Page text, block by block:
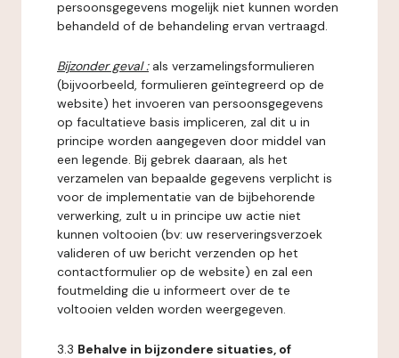
persoonsgegevens mogelijk niet kunnen worden
behandeld of de behandeling ervan vertraagd.
Bijzonder geval : als verzamelingsformulieren
(bijvoorbeeld, formulieren geïntegreerd op de
website) het invoeren van persoonsgegevens
op facultatieve basis impliceren, zal dit u in
principe worden aangegeven door middel van
een legende. Bij gebrek daaraan, als het
verzamelen van bepaalde gegevens verplicht is
voor de implementatie van de bijbehorende
verwerking, zult u in principe uw actie niet
kunnen voltooien (bv: uw reserveringsverzoek
valideren of uw bericht verzenden op het
contactformulier op de website) en zal een
foutmelding die u informeert over de te
voltooien velden worden weergegeven.
3.3 Behalve in bijzondere situaties, of